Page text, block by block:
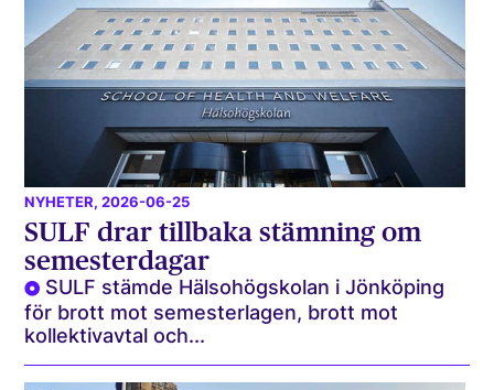
NYHETER, 2026-06-25
SULF drar tillbaka stämning om
semesterdagar
SULF stämde Hälsohögskolan i Jönköping
för brott mot semesterlagen, brott mot
kollektivavtal och...